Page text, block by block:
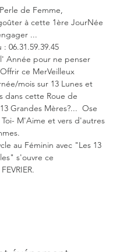
de Femme,
à cette 1ère JourNée
...
06.31.59.39.45
Année pour ne penser
ce MerVeilleux
mois sur 13 Lunes et
dans cette Roue de
Grandes Mères?...  Ose
Toi- M'Aime et vers d'autres
au Féminin avec "Les 13
s'ouvre ce